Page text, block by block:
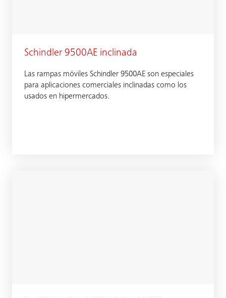
Schindler 9500AE inclinada
Las rampas móviles Schindler 9500AE son especiales
para aplicaciones comerciales inclinadas como los
usados en hipermercados.